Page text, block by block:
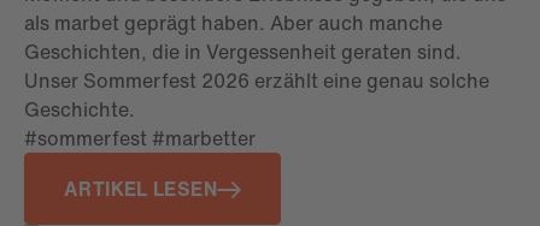
als marbet geprägt haben. Aber auch manche
Geschichten, die in Vergessenheit geraten sind.
Unser Sommerfest 2026 erzählt eine genau solche
Geschichte.
#sommerfest #marbetter
ARTIKEL LESEN